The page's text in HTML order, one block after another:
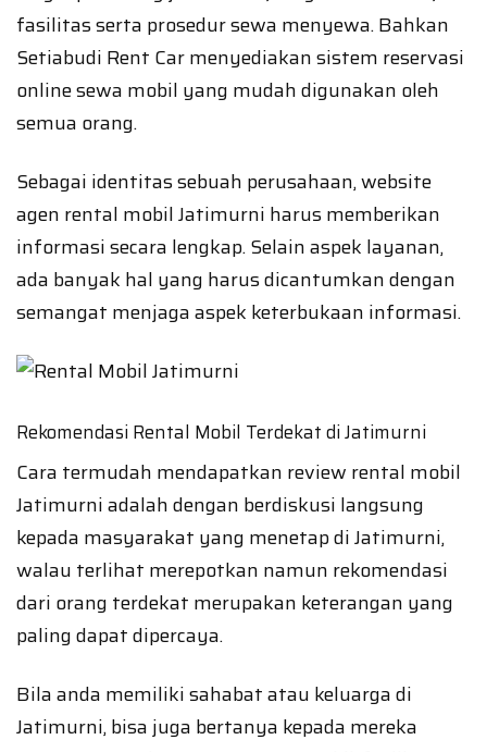
fasilitas serta prosedur sewa menyewa. Bahkan
Setiabudi Rent Car menyediakan sistem reservasi
online sewa mobil yang mudah digunakan oleh
semua orang.
Sebagai identitas sebuah perusahaan, website
agen rental mobil Jatimurni harus memberikan
informasi secara lengkap. Selain aspek layanan,
ada banyak hal yang harus dicantumkan dengan
semangat menjaga aspek keterbukaan informasi.
Rekomendasi Rental Mobil Terdekat di Jatimurni
Cara termudah mendapatkan review rental mobil
Jatimurni adalah dengan berdiskusi langsung
kepada masyarakat yang menetap di Jatimurni,
walau terlihat merepotkan namun rekomendasi
dari orang terdekat merupakan keterangan yang
paling dapat dipercaya.
Bila anda memiliki sahabat atau keluarga di
Jatimurni, bisa juga bertanya kepada mereka